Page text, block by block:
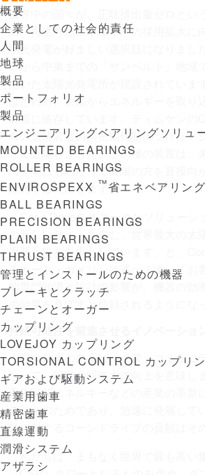
Menu
概要
企業としての社会的責任
人間
地球
製品
ポートフォリオ
製品
エンジニアリングベアリングソリュ
MOUNTED BEARINGS
ROLLER BEARINGS
ENVIROSPEXX ™省エネベアリング
BALL BEARINGS
PRECISION BEARINGS
PLAIN BEARINGS
THRUST BEARINGS
管理とインストールのための機器
ブレーキとクラッチ
チェーンとオーガー
カップリング
LOVEJOY カップリング
TORSIONAL CONTROL カップリ
ギアおよび駆動システム
産業用歯車
精密歯車
直線運動
潤滑システム
アザラシ
世界中の国々が、正味排出量ゼロとい
め、再生可能エネルギーの採用拡大に
陽光発電が好ましい選択肢になりまし
アから中東までの「サンベルト」地域
用いた太陽光発電所が建設されていま
はどれも、太陽からエネルギーを取り
装置に依存しています。ティムケンの
らの追跡装置の精密動作制御ソリュー
して登場しました。この種の装置は、
何年間にもわたって太陽の方を直接向
陽光を最大にします。
「Cone Driveのユニークなソリューシ
の新しいサイトを含む、世界最大の太
重要な役割を果たしています」と、
るカート・ガメリンは述べます。「お
的専門知識と設計の影響が、機器の効
の効果を及ぼすと信頼されるようにな
持続可能性を前進させるイノベーション
今日の効率の向上は、企業、コミュニ
とって、明日の回復力の向上を意味し
再生可能エネルギーなどの産業の革新
のはそのためであり、急速に発展して
業に対するコーンドライブの貢献はそ
「私たちは、まもなく世界で最も高い